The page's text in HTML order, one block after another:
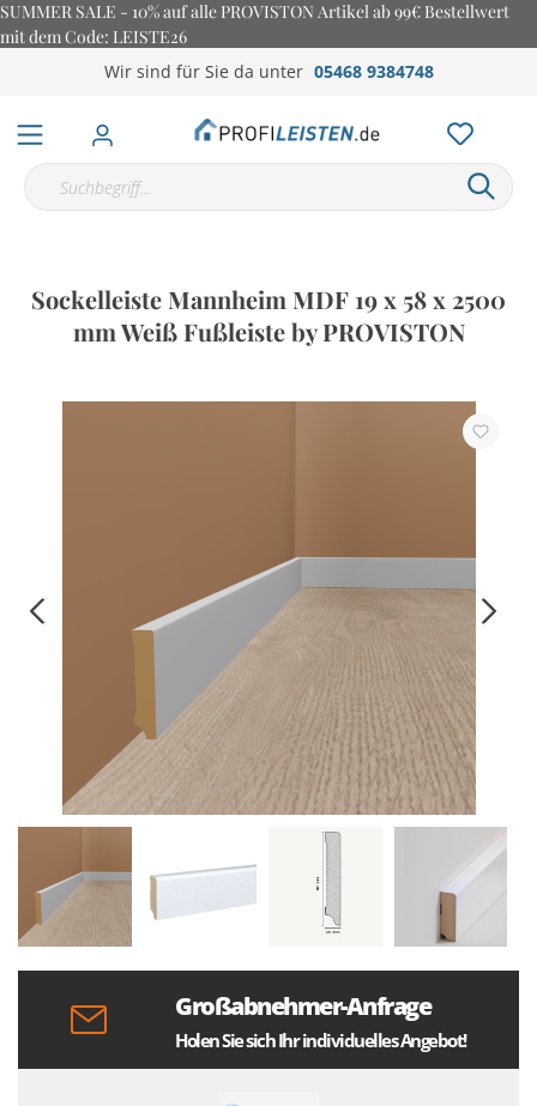
SUMMER SALE - 10% auf alle PROVISTON Artikel ab 99€ Bestellwert
mit dem Code: LEISTE26
Wir sind für Sie da unter 05468 9384748
Sockelleiste Mannheim MDF 19 x 58 x 2500
mm Weiß Fußleiste by PROVISTON
Großabnehmer-Anfrage
Holen Sie sich Ihr individuelles Angebot!